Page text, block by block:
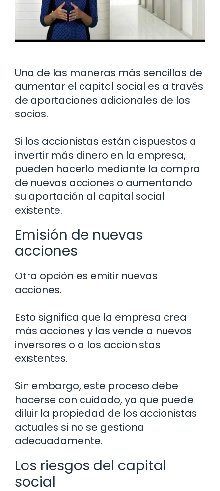
Una de las maneras más sencillas de
aumentar el capital social es a través
de aportaciones adicionales de los
socios.
Si los accionistas están dispuestos a
invertir más dinero en la empresa,
pueden hacerlo mediante la compra
de nuevas acciones o aumentando
su aportación al capital social
existente.
Emisión de nuevas
acciones
Otra opción es emitir nuevas
acciones.
Esto significa que la empresa crea
más acciones y las vende a nuevos
inversores o a los accionistas
existentes.
Sin embargo, este proceso debe
hacerse con cuidado, ya que puede
diluir la propiedad de los accionistas
actuales si no se gestiona
adecuadamente.
Los riesgos del capital
social